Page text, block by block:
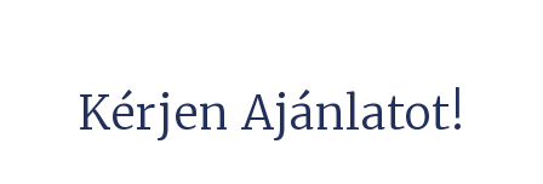
Kérjen Ajánlatot!